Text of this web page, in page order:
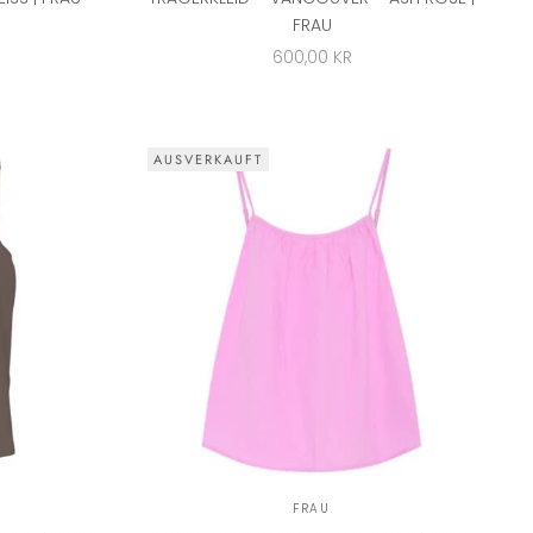
FRAU
ANGEBOT
600,00 KR
AUSVERKAUFT
FRAU